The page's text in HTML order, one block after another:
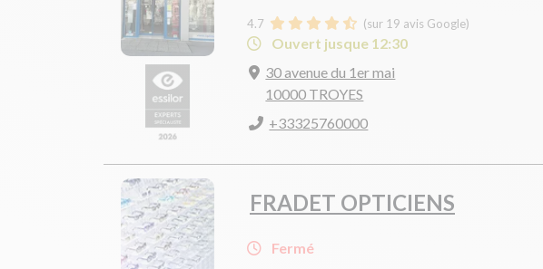
4.7 (sur 19 avis Google)
Ouvert jusque 12:30
30 avenue du 1er mai
10000 TROYES
+33325760000
FRADET OPTICIENS
Fermé